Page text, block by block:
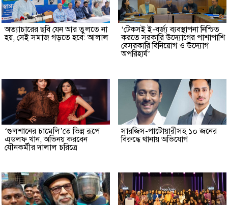
অত্যাচারের ছবি যেন আর তুলতে না
হয়, সেই সমাজ গড়তে হবে: আলাল
‘টেকসই ই-বর্জ্য ব্যবস্থাপনা নিশ্চিত
করতে সরকারি উদ্যোগের পাশাপাশি
বেসরকারি বিনিয়োগ ও উদ্যোগ
অপরিহার্য’
‘গুলশানের চামেলি’তে ভিন্ন রূপে
এডলফ খান, অভিনয় করবেন
যৌনকর্মীর দালাল চরিত্রে
সারজিস-পাটোয়ারীসহ ১০ জনের
বিরুদ্ধে থানায় অভিযোগ